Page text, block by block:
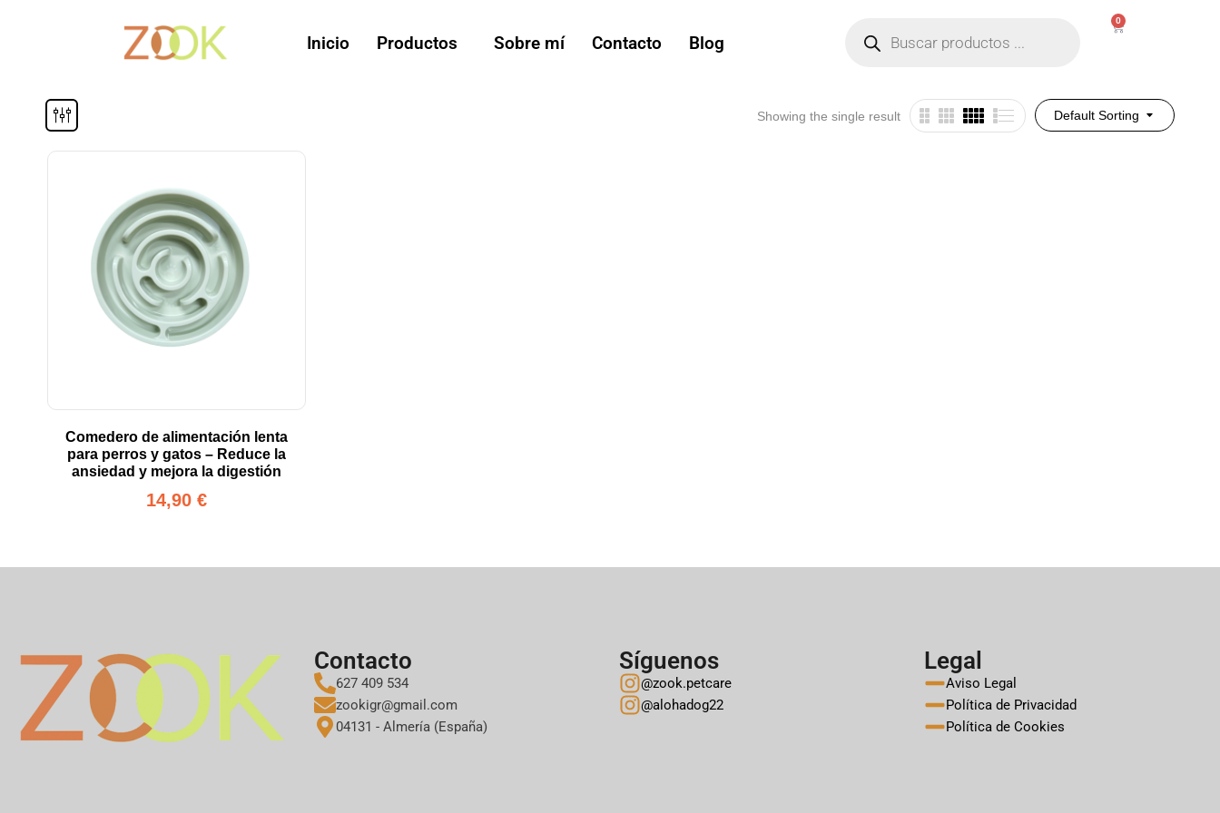
Inicio Productos Sobre mí Contacto Blog
0
Default Sorting
Showing the single result
Comedero de alimentación lenta
para perros y gatos – Reduce la
ansiedad y mejora la digestión
14,90 €
Contacto
627 409 534
zookigr@gmail.com
04131 - Almería (España)
Síguenos
@zook.petcare
@alohadog22
Legal
Aviso Legal
Política de Privacidad
Política de Cookies